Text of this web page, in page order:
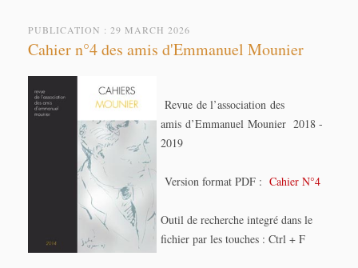
PUBLICATION : 29 MARCH 2026
Cahier n°4 des amis d'Emmanuel Mounier
Revue de l’association des
amis d’Emmanuel Mounier 2018 -
2019
Version format PDF : Cahier N°4
Outil de recherche integré dans le
fichier par les touches : Ctrl + F